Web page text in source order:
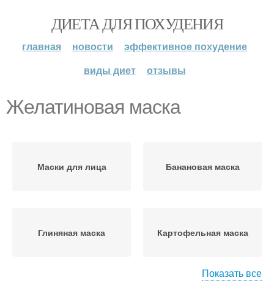
ДИЕТА ДЛЯ ПОХУДЕНИЯ
главная новости
эффективное похудение
виды диет
отзывы
Желатиновая маска
Маски для лица Банановая маска
Глиняная маска Картофельная маска
Показать все